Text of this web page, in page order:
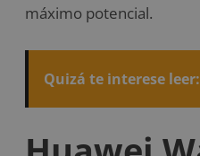
máximo potencial.
Quizá te interese leer: